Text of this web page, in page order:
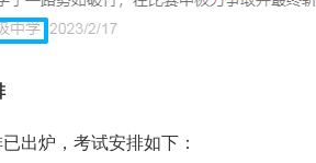
出炉，考试安排如下：